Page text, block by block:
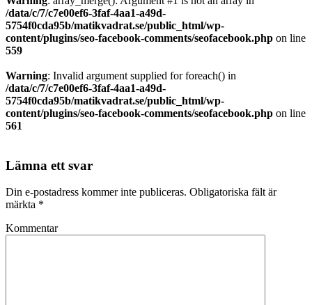
/data/c/7/c7e00ef6-3faf-4aa1-a49d-
5754f0cda95b/matikvadrat.se/public_html/wp-
content/plugins/seo-facebook-comments/seofacebook.php on line
559
Warning: Invalid argument supplied for foreach() in
/data/c/7/c7e00ef6-3faf-4aa1-a49d-
5754f0cda95b/matikvadrat.se/public_html/wp-
content/plugins/seo-facebook-comments/seofacebook.php on line
561
Lämna ett svar
Din e-postadress kommer inte publiceras. Obligatoriska fält är
märkta *
Kommentar